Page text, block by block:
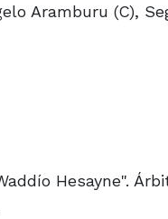
Aramburu (C),
Hesayne".